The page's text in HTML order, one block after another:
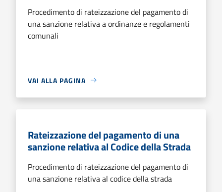
Procedimento di rateizzazione del pagamento di
una sanzione relativa a ordinanze e regolamenti
comunali
VAI ALLA PAGINA
Rateizzazione del pagamento di una
sanzione relativa al Codice della Strada
Procedimento di rateizzazione del pagamento di
una sanzione relativa al codice della strada